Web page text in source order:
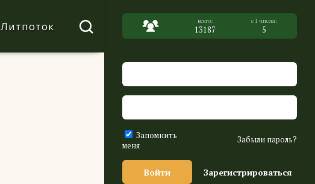
13187 5
Запомнить
меня
Забыли пароль?
Войти Зарегистрироваться
Литпоток